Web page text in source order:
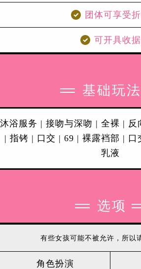
团体可享受
可开具收据
基础玩法
沐浴服务 | 接吻与深吻 | 全裸 | 反
| 指铐 | 口交 | 69 | 裸露裆部 | 口
乳液
选项
有些女孩可能不被允许，所以
角色扮演